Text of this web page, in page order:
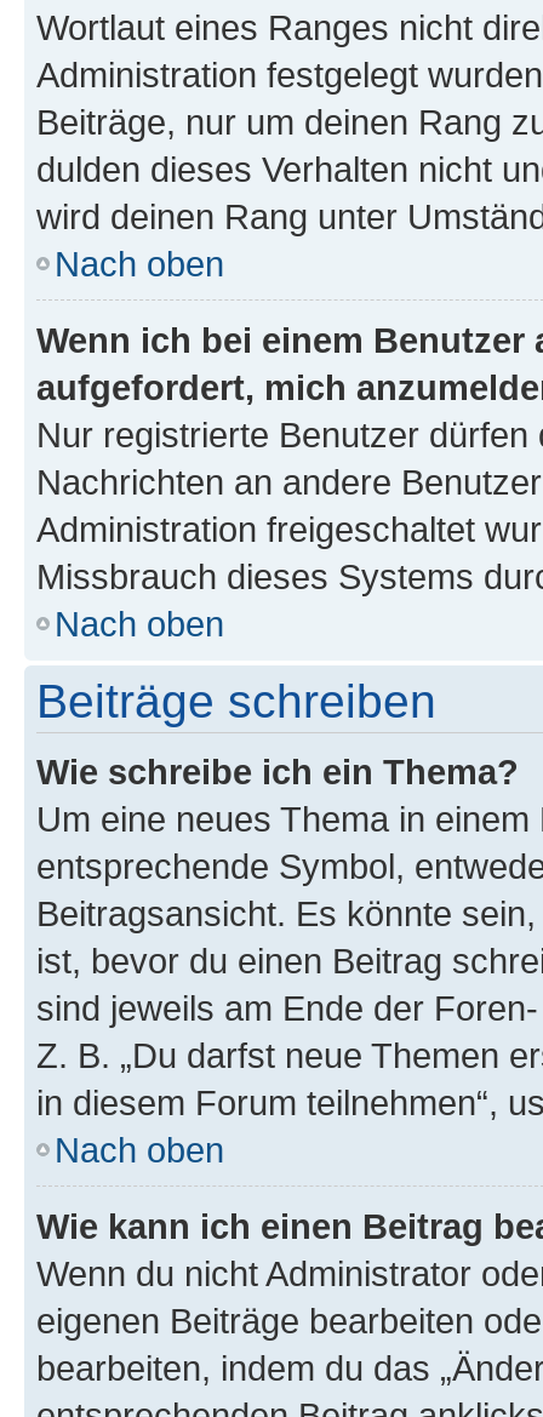
Wortlaut eines Ranges nicht
Administration festgelegt
Beiträge, nur um deinen Rang
dulden dieses Verhalten nicht
wird deinen Rang unter
Nach oben
Wenn ich bei einem
aufgefordert, mich
Nur registrierte Benutzer
Nachrichten an andere
Administration freigeschaltet
Missbrauch dieses Systems
Nach oben
Beiträge schreiben
Wie schreibe ich ein Thema?
Um eine neues Thema in
entsprechende Symbol,
Beitragsansicht. Es könnte
ist, bevor du einen Beitrag
sind jeweils am Ende der
Z. B. „Du darfst neue Themen
in diesem Forum teilnehmen“,
Nach oben
Wie kann ich einen Beitrag
Wenn du nicht Administrator
eigenen Beiträge bearbeiten
bearbeiten, indem du das